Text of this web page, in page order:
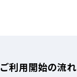
ご利用開始の流れ